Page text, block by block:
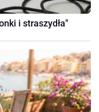
i straszydła"